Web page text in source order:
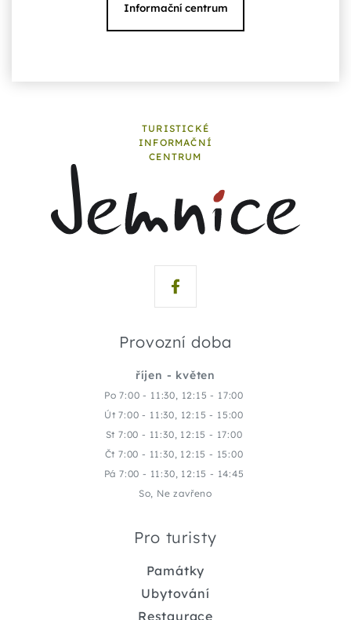
Informační centrum
TURISTICKÉ
INFORMAČNÍ
CENTRUM
Provozní doba
říjen - květen
Po 7:00 - 11:30, 12:15 - 17:00
Út 7:00 - 11:30, 12:15 - 15:00
St 7:00 - 11:30, 12:15 - 17:00
Čt 7:00 - 11:30, 12:15 - 15:00
Pá 7:00 - 11:30, 12:15 - 14:45
So, Ne zavřeno
Pro turisty
Památky
Ubytování
Restaurace